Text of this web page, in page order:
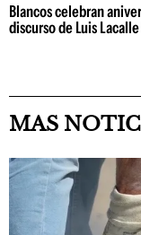
Blancos celebran
discurso de Luis
MAS